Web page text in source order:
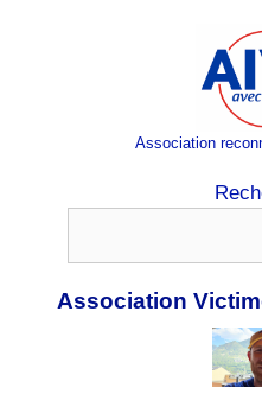
Association
Association